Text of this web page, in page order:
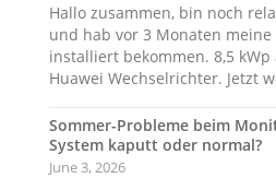
Hallo zusammen, bin noch
und hab vor 3 Monaten meine
installiert bekommen. 8,5
Huawei Wechselrichter. Jetzt
Sommer-Probleme beim
System kaputt oder normal?
June 3, 2026